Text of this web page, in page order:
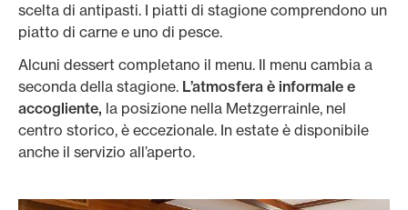
scelta di antipasti. I piatti di stagione comprendono un
piatto di carne e uno di pesce.
Alcuni dessert completano il menu. Il menu cambia a
seconda della stagione. L’atmosfera è informale e
accogliente, la posizione nella Metzgerrainle, nel
centro storico, è eccezionale. In estate è disponibile
anche il servizio all’aperto.